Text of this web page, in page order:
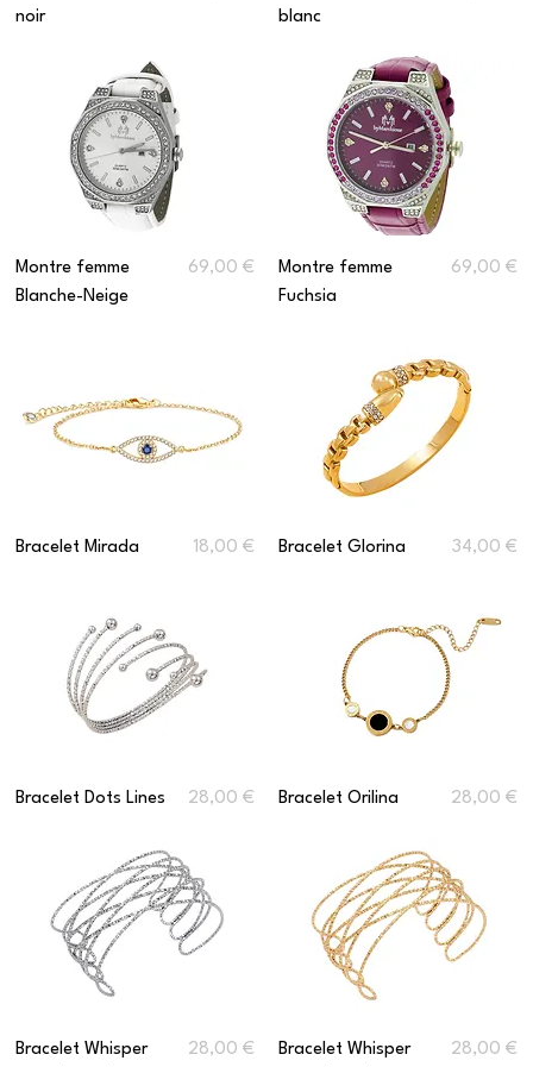
noir
blanc
Montre femme
Blanche-Neige
Prix
69,00 €
Montre femme
Fuchsia
Prix
69,00 €
Bracelet Mirada Prix
18,00 € Bracelet Glorina Prix
34,00 €
Bracelet Dots Lines Prix
28,00 € Bracelet Orilina Prix
28,00 €
Bracelet Whisper
Prix
28,00 €
Bracelet Whisper
Prix
28,00 €